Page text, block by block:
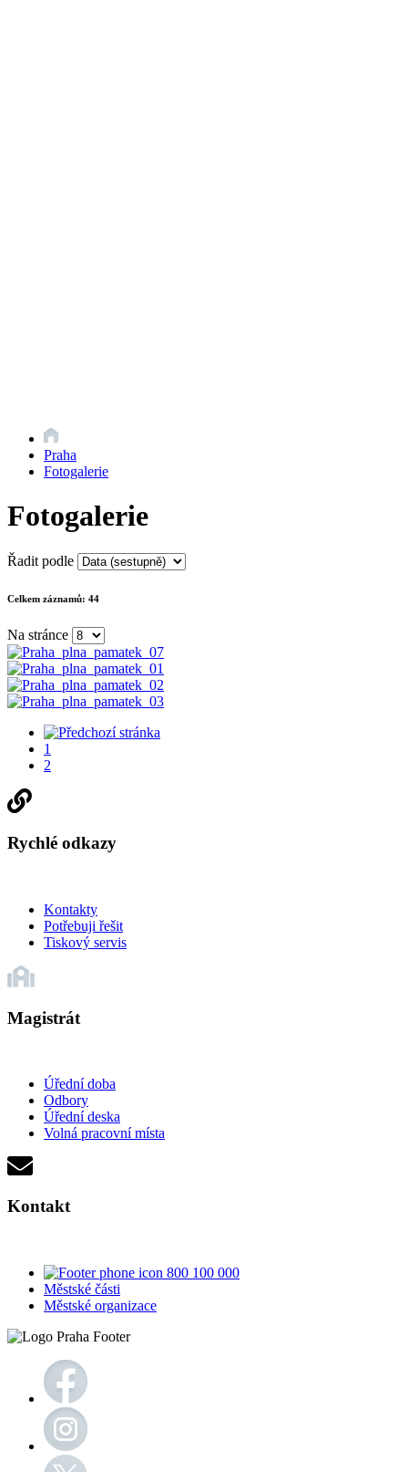
Praha
Fotogalerie
Fotogalerie
Řadit podle
Celkem záznamů: 44
Na stránce
1
2
Rychlé odkazy
Kontakty
Potřebuji řešit
Tiskový servis
Magistrát
Úřední doba
Odbory
Úřední deska
Volná pracovní místa
Kontakt
800 100 000
Městské části
Městské organizace